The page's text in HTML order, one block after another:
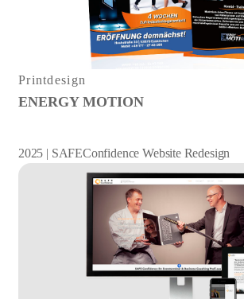
Printdesign
ENERGY MOTION
2025 | SAFEConfidence Website Redesign